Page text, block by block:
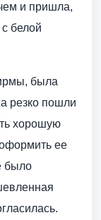
и пришла,
белой
была
резко пошли
хорошую
ее
было